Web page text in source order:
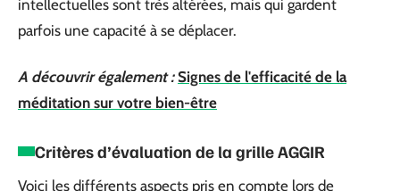
intellectuelles sont très altérées, mais qui gardent
parfois une capacité à se déplacer.
A découvrir également : Signes de l'efficacité de la
méditation sur votre bien-être
Critères d’évaluation de la grille AGGIR
Voici les différents aspects pris en compte lors de